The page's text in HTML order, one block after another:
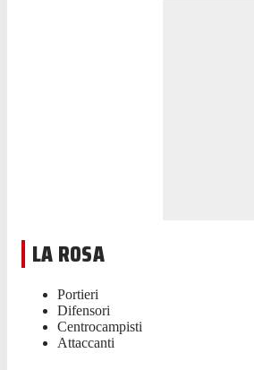
LA ROSA
Portieri
Difensori
Centrocampisti
Attaccanti